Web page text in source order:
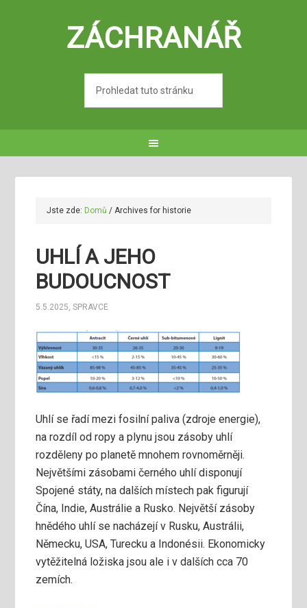
ZÁCHRANÁŘ
Jste zde: Domů / Archives for historie
UHLÍ A JEHO
BUDOUCNOST
5.5.2025,SPRAVCE
Uhlí se řadí mezi fosilní paliva (zdroje energie),
na rozdíl od ropy a plynu jsou zásoby uhlí
rozděleny po planetě mnohem rovnoměrněji.
Největšími zásobami černého uhlí disponují
Spojené státy, na dalších místech pak figurují
Čína, Indie, Austrálie a Rusko. Největší zásoby
hnědého uhlí se nacházejí v Rusku, Austrálii,
Německu, USA, Turecku a Indonésii. Ekonomicky
vytěžitelná ložiska jsou ale i v dalších cca 70
zemích.